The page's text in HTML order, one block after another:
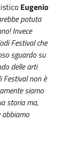
Eugenio
potuta
Invece
Festival che
sguardo su
delle arti
Festival non è
siamo
storia ma,